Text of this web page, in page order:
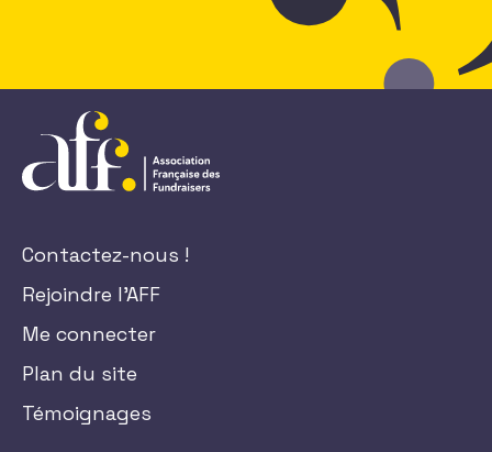
Contactez-nous !
Rejoindre l'AFF
Me connecter
Plan du site
Témoignages